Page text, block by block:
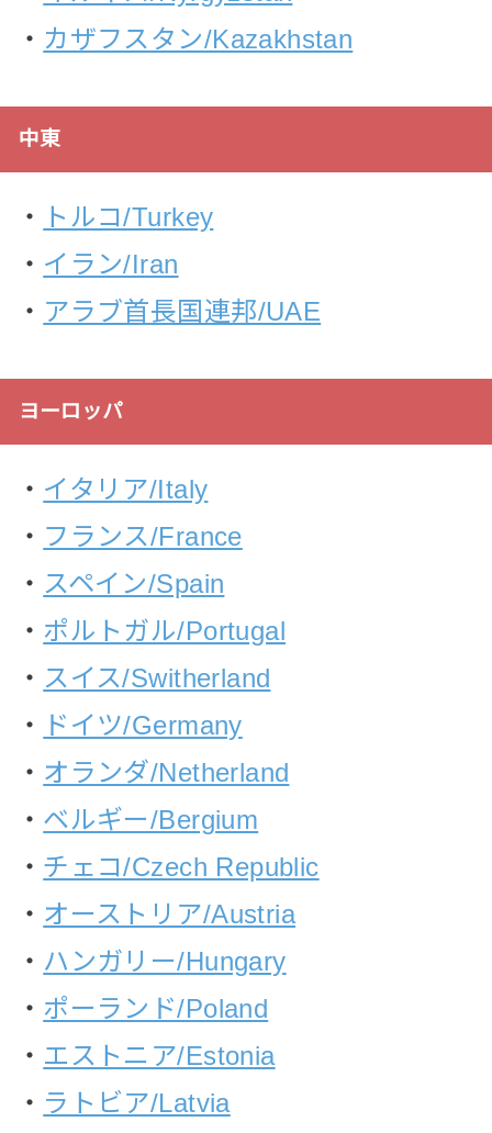
・ カザフスタン/Kazakhstan
中東
・
トルコ/Turkey
・ イラン/Iran
・ アラブ首長国連邦/UAE
ヨーロッパ
・ イタリア/Italy
・ フランス/France
・ スペイン/Spain
・ ポルトガル/Portugal
・ スイス/Switherland
・ ドイツ/Germany
・ オランダ/Netherland
・ ベルギー/Bergium
・ チェコ/Czech Republic
・ オーストリア/Austria
・ ハンガリー/Hungary
・ ポーランド/Poland
・ エストニア/Estonia
・ ラトビア/Latvia